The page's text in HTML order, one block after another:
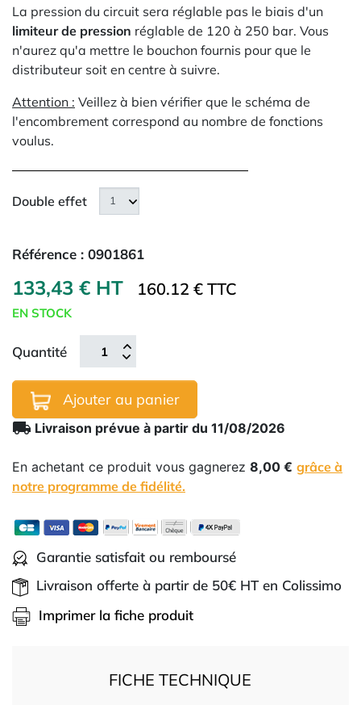
La pression du circuit sera réglable pas le biais d'un
limiteur de pression réglable de 120 à 250 bar. Vous
n'aurez qu'a mettre le bouchon fournis pour que le
distributeur soit en centre à suivre.
Attention : Veillez à bien vérifier que le schéma de
l'encombrement correspond au nombre de fonctions
voulus.
Double effet
Référence : 0901861
133,43 € HT 160.12 € TTC
EN STOCK
Quantité
Ajouter au panier
local_shipping Livraison prévue à partir du 11/08/2026
En achetant ce produit vous gagnerez 8,00 € grâce à
notre programme de fidélité.
Garantie satisfait ou remboursé
Livraison offerte à partir de 50€ HT en Colissimo
Imprimer la fiche produit
FICHE TECHNIQUE